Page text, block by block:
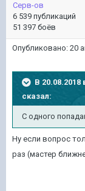
Серв-ов
6 539 публикаций
51 397 боёв
Опубликовано: 20
В 20.08.2018
сказал:
С одного
Ну если вопрос
раз (мастер